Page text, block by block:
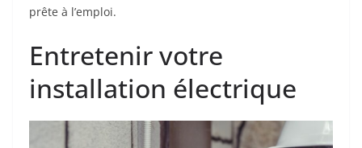
prête à l’emploi.
Entretenir votre
installation électrique